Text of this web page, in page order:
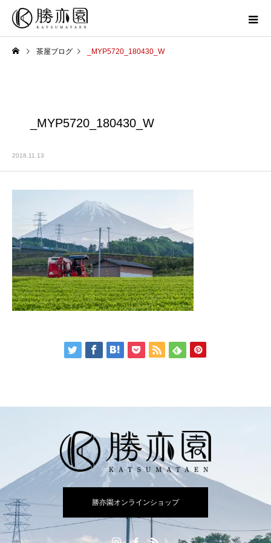
茶屋ブログ _MYP5720_180430_W
_MYP5720_180430_W
2018.11.13
勝亦園オンラインショップ